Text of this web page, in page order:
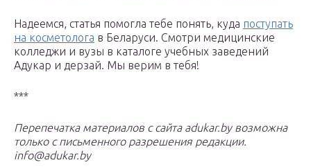
Надеемся, статья помогла тебе понять, куда поступать
на косметолога в Беларуси. Смотри медицинские
колледжи и вузы в каталоге учебных заведений
Адукар и дерзай. Мы верим в тебя!
***
Перепечатка материалов с сайта adukar.by возможна
только с письменного разрешения редакции.
info@adukar.by